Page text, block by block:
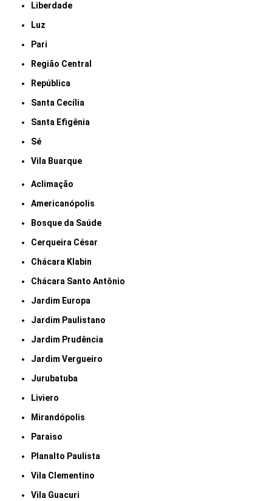
Liberdade
Luz
Pari
Região Central
República
Santa Cecília
Santa Efigênia
Sé
Vila Buarque
Aclimação
Americanópolis
Bosque da Saúde
Cerqueira César
Chácara Klabin
Chácara Santo Antônio
Jardim Europa
Jardim Paulistano
Jardim Prudência
Jardim Vergueiro
Jurubatuba
Liviero
Mirandópolis
Paraiso
Planalto Paulista
Vila Clementino
Vila Guacuri